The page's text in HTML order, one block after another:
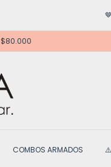
🤎 WEB EXCLUSIVA
$80.000
COMBOS ARMADOS